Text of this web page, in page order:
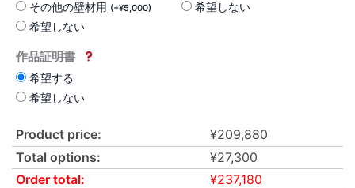
その他の壁材用 (+¥5,000)
希望しない
希望しない
作品証明書
希望する
希望しない
Product price: ¥209,880
Total options:
¥27,300
Order total:
¥237,180